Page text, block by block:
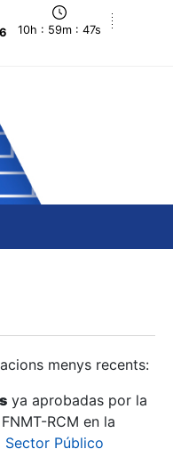
10h : 59m : 48s
menys recents:
ya aprobadas por la
RCM en la
Público